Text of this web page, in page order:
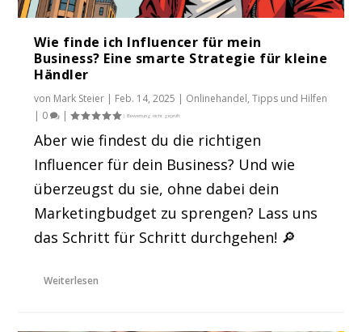
Influencer Marketing: Die größten Trends
und Hürde...
Wie finde ich Influencer für mein
Business? Eine smarte Strategie für kleine
Händler
von Mark Steier | Feb. 14, 2025 | Onlinehandel,Tipps und Hilfen
| 0 |
Aber wie findest du die richtigen
Influencer für dein Business? Und wie
überzeugst du sie, ohne dabei dein
Marketingbudget zu sprengen? Lass uns
das Schritt für Schritt durchgehen! 🔎
Weiterlesen